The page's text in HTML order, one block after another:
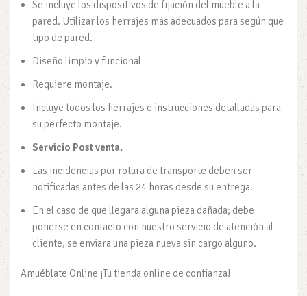
Se incluye los dispositivos de fijación del mueble a la
pared. Utilizar los herrajes más adecuados para según que
tipo de pared.
Diseño limpio y funcional
Requiere montaje.
Incluye todos los herrajes e instrucciones detalladas para
su perfecto montaje.
Servicio Post venta.
Las incidencias por rotura de transporte deben ser
notificadas antes de las 24 horas desde su entrega.
En el caso de que llegara alguna pieza dañada; debe
ponerse en contacto con nuestro servicio de atención al
cliente, se enviara una pieza nueva sin cargo alguno.
Amuéblate Online ¡Tu tienda online de confianza!